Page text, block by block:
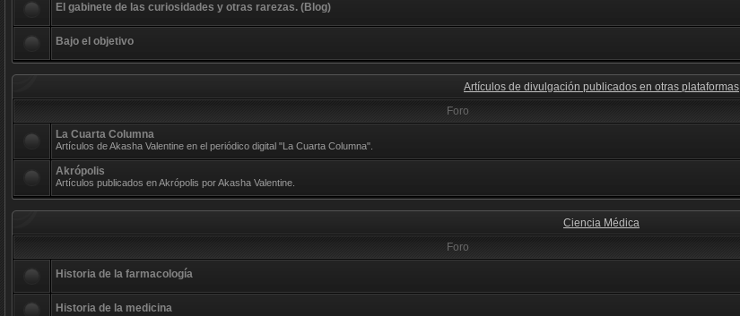
El gabinete de las curiosidades y otras rarezas. (Blog)
Bajo el objetivo
Artículos de divulgación publicados en otras plataformas
Foro
La Cuarta Columna
Artículos de Akasha Valentine en el periódico digital "La Cuarta Columna".
Akrópolis
Artículos publicados en Akrópolis por Akasha Valentine.
Ciencia Médica
Foro
Historia de la farmacología
Historia de la medicina